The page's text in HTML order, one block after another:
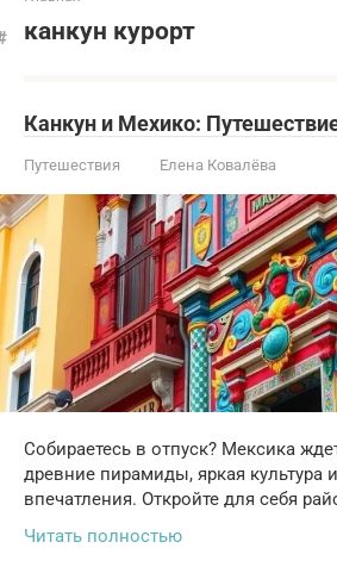
канкун курорт
Канкун и Мехико:
Путешествия Елена Ковалёва
Собираетесь в отпуск? Мексика
древние пирамиды, яркая культура
впечатления. Откройте для себя
Читать полностью